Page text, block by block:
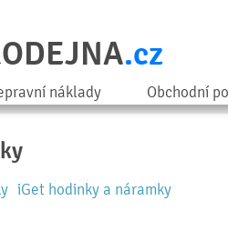
.cz
náklady Obchodní
iGet hodinky a náramky